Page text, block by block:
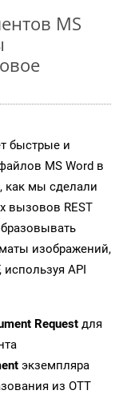
MS
быстрые и
MS Word в
как мы сделали
вызовов REST
изображений,
используя API
Request для
экземпляра
из OTT